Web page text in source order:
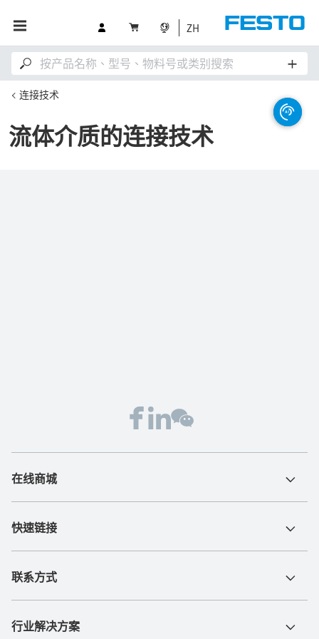
ZH
连接技术
流体介质的连接技术
在线商城
快速链接
联系方式
行业解决方案